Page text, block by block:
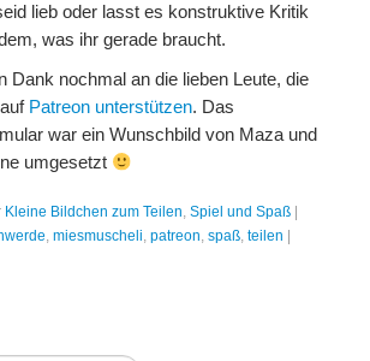
lieb oder lasst es konstruktive Kritik
was ihr gerade braucht.
Dank nochmal an die lieben Leute, die
Patreon unterstützen. Das
war ein Wunschbild von Maza und
umgesetzt
Kleine Bildchen zum Teilen, Spiel und Spaß
, miesmuscheli, patreon, spaß, teilen